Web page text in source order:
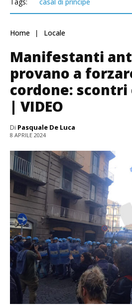
Home Locale
Manifestanti
provano a
cordone: scontri
| VIDEO
Di Pasquale De Luca
8 APRILE 2024